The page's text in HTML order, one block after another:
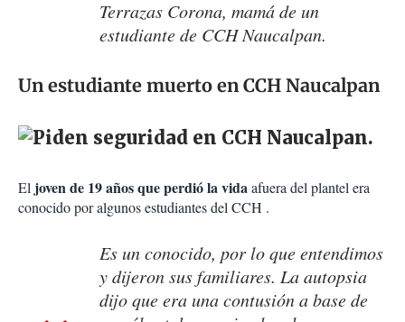
Terrazas Corona, mamá de un
estudiante de CCH Naucalpan.
Un estudiante muerto en CCH Naucalpan
El joven de 19 años que perdió la vidaafuera del plantel era
conocido por algunos estudiantes del CCH .
Es un conocido, por lo que entendimos
y dijeron sus familiares. La autopsia
dijo que era una contusión a base de